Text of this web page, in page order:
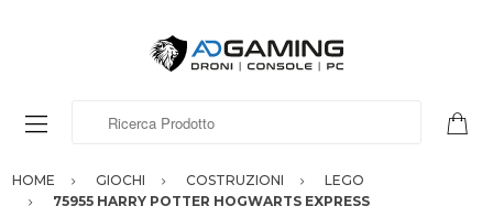
HOME GIOCHI COSTRUZIONI
LEGO
75955 HARRY POTTER HOGWARTS EXPRESS